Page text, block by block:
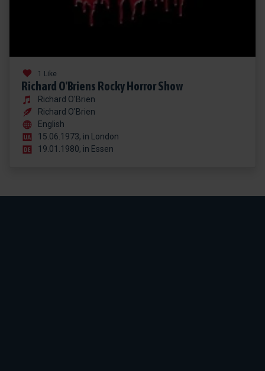
1 Like
Richard O'Briens Rocky Horror Show
Richard O'Brien
Richard O'Brien
English
15.06.1973, in London
19.01.1980, in Essen